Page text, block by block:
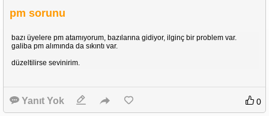
pm sorunu
bazı üyelere pm atamıyorum, bazılarına gidiyor, ilginç bir problem var.
galiba pm alımında da sıkıntı var.
düzeltilirse sevinirim.
Yanıt Yok 0